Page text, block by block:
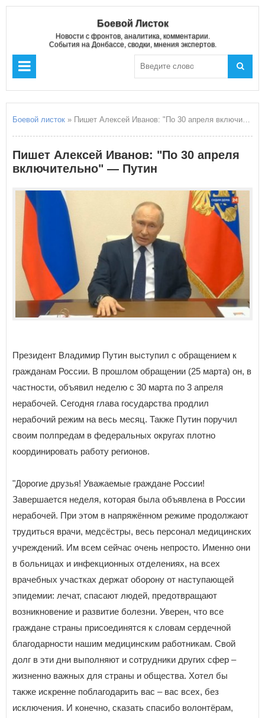
Боевой Листок
Новости с фронтов, аналитика, комментарии.
События на Донбассе, сводки, мнения экспертов.
Боевой листок » Пишет Алексей Иванов: "По 30 апреля включительно" — Путин
Пишет Алексей Иванов: "По 30 апреля
включительно" — Путин
Президент Владимир Путин выступил с обращением к
гражданам России. В прошлом обращении (25 марта) он, в
частности, объявил неделю с 30 марта по 3 апреля
нерабочей. Сегодня глава государства продлил
нерабочий режим на весь месяц. Также Путин поручил
своим полпредам в федеральных округах плотно
координировать работу регионов.
"Дорогие друзья! Уважаемые граждане России!
Завершается неделя, которая была объявлена в России
нерабочей. При этом в напряжённом режиме продолжают
трудиться врачи, медсёстры, весь персонал медицинских
учреждений. Им всем сейчас очень непросто. Именно они
в больницах и инфекционных отделениях, на всех
врачебных участках держат оборону от наступающей
эпидемии: лечат, спасают людей, предотвращают
возникновение и развитие болезни. Уверен, что все
граждане страны присоединятся к словам сердечной
благодарности нашим медицинским работникам. Свой
долг в эти дни выполняют и сотрудники других сфер –
жизненно важных для страны и общества. Хотел бы
также искренне поблагодарить вас – вас всех, без
исключения. И конечно, сказать спасибо волонтёрам,